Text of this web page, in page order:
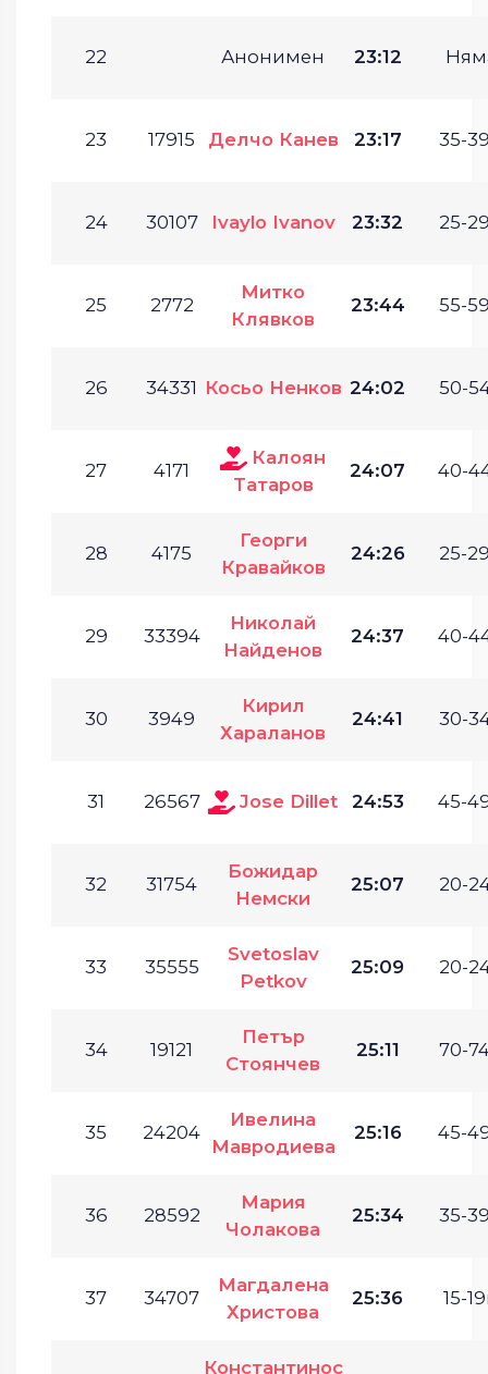
22 Анонимен 23:12
23 17915 Делчо Канев 23:17 35-
24 30107 Ivaylo Ivanov 23:32 25-
25 2772
Митко
Клявков
23:44 55-
26 34331 Косьо Ненков 24:02 50-
27 4171
Калоян
Татаров
24:07 40-
28 4175
Георги
Кравайков
24:26 25-
29 33394
Николай
Найденов
24:37 40-
30 3949
Кирил
Хараланов
24:41 30-
31 26567 Jose Dillet 24:53 45-
32 31754
Божидар
Немски
25:07 20-
33 35555
Svetoslav
Petkov
25:09 20-
34 19121
Петър
Стоянчев
25:11 70-
35 24204
Ивелина
Мавродиева
25:16 45-
36 28592
Мария
Чолакова
25:34 35-
37 34707
Магдалена
Христова
25:36 15-
Константинос